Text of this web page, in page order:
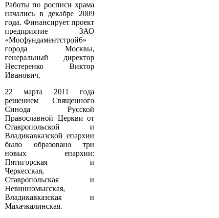
Работы по росписи храма
начались в декабре 2009
года. Финансирует проект
предприятие ЗАО
«Мосфундаментстрой­6»
города Москвы,
генеральный директор
Нестеренко Виктор
Иванович.
22 марта 2011 года
решением Священного
Синода Русской
Православной Церкви от
Ставропольской и
Владикавказской епархии
было образовано три
новых епархии:
Пятигорская и
Черкесская,
Ставропольская и
Невинномысская,
Владикавказская и
Махачкалинская.